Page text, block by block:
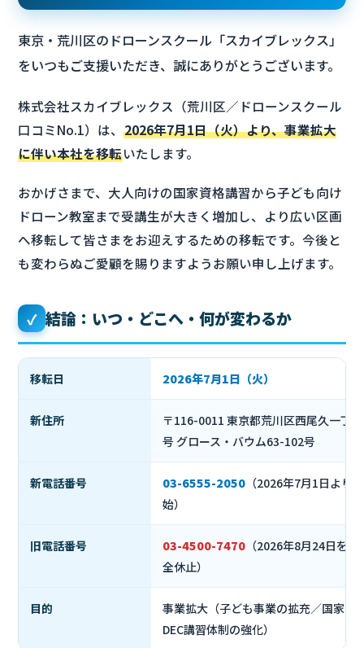
東京・荒川区のドローンスクール「スカイブレックス」
をいつもご支援いただき、誠にありがとうございます。
株式会社スカイブレックス（荒川区／ドローンスクール
口コミNo.1）は、 2026年7月1日（火）より、事業拡大
に伴い本社を移転いたします。
おかげさまで、大人向けの国家資格講習から子ども向け
ドローン教室まで受講生が大きく増加し、より広い区画
へ移転して皆さまをお迎えするための移転です。今後と
も変わらぬご愛顧を賜りますようお願い申し上げます。
✓ 結論：いつ・どこへ・何が変わるか
移転日 2026年7月1日（火）
新住所
〒116-0011 東京都荒川区西尾久一丁
号 グロース・バウム63-102号
新電話番号 03-6555-2050 （2026年7月1日より
始）
旧電話番号 03-4500-7470 （2026年8月24日をも
全休止）
目的
事業拡大（子ども事業の拡充／国家資
DEC講習体制の強化）